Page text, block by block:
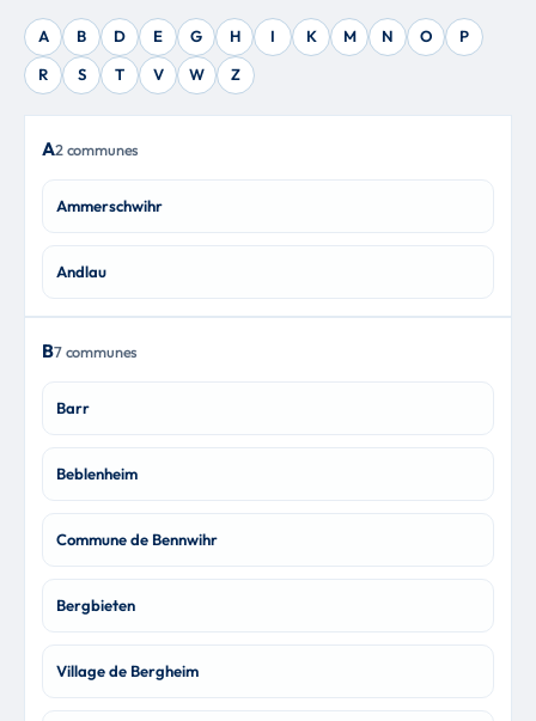
A B D E G H I K M N O
P
R
S T V W Z
A2 communes
Ammerschwihr
Andlau
B7 communes
Barr
Beblenheim
Commune de Bennwihr
Bergbieten
Village de Bergheim